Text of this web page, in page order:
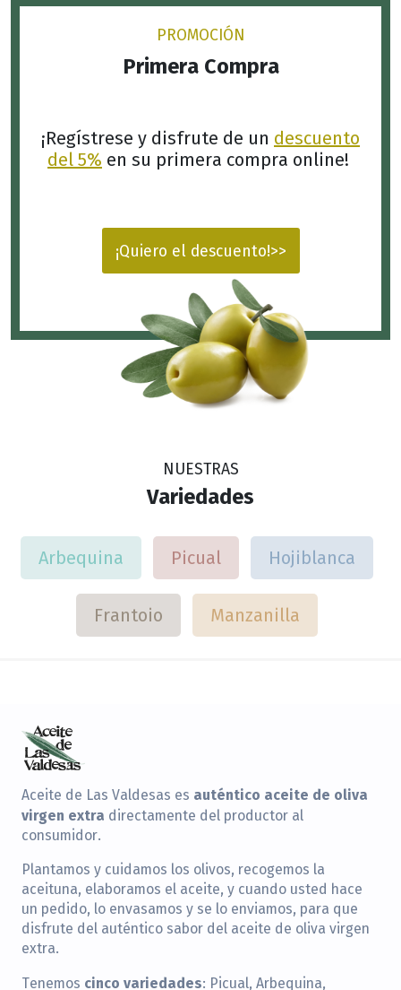
PROMOCIÓN
Primera Compra
¡Regístrese y disfrute de un descuento
del 5% en su primera compra online!
¡Quiero el descuento!>>
NUESTRAS
Variedades
Arbequina Picual Hojiblanca
Frantoio Manzanilla
Aceite de Las Valdesas es auténtico aceite de oliva
virgen extra directamente del productor al
consumidor.
Plantamos y cuidamos los olivos, recogemos la
aceituna, elaboramos el aceite, y cuando usted hace
un pedido, lo envasamos y se lo enviamos, para que
disfrute del auténtico sabor del aceite de oliva virgen
extra.
Tenemos cinco variedades: Picual, Arbequina,